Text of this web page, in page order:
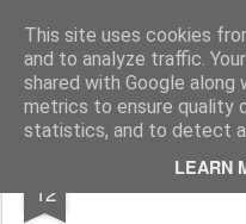
This site uses cookies
and to analyze traffic.
shared with Google
metrics to ensure quality
statistics, and to detect
LEARN
AWGifts Nederland Welkom
Home
12